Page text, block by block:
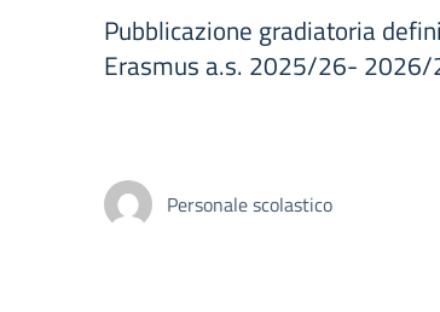
Pubblicazione gradiatoria
Erasmus a.s. 2025/26-
Personale scolastico